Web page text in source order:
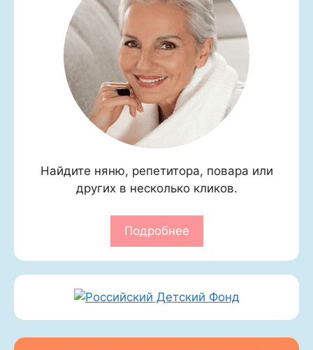
Найдите няню, репетитора, повара или
других в несколько кликов.
Подробнее